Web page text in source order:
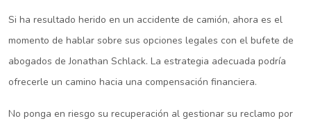
Si ha resultado herido en un accidente de camión, ahora es el
momento de hablar sobre sus opciones legales con el bufete de
abogados de Jonathan Schlack. La estrategia adecuada podría
ofrecerle un camino hacia una compensación financiera.
No ponga en riesgo su recuperación al gestionar su reclamo por